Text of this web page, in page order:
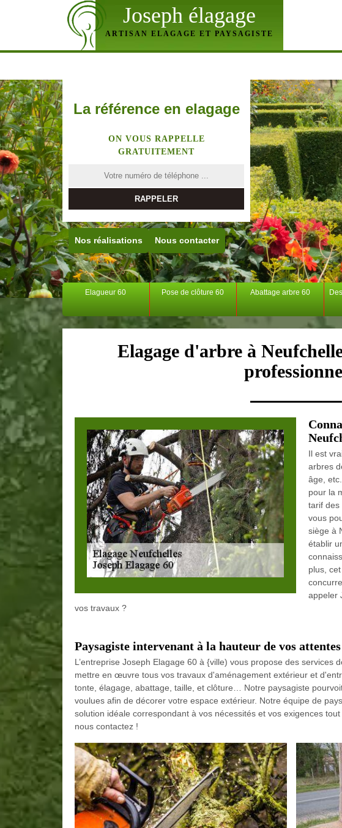
Joseph élagage
ARTISAN ELAGAGE ET PAYSAGISTE
La référence en elagage
ON VOUS RAPPELLE
GRATUITEMENT
Nos réalisations Nous contacter
Elagueur 60 Pose de clôture 60 Abattage arbre 60
Elagage d'arbre à
Il est
arbres
âge,
pour la
tarif des
vous
siège à
établir
plus,
appeler
vos travaux ?
Paysagiste intervenant à la hauteur de vos
L’entreprise Joseph Elagage 60 à {ville) vous propose des services
mettre en œuvre tous vos travaux d'aménagement extérieur et
tonte, élagage, abattage, taille, et clôture… Notre paysagiste
voulues afin de décorer votre espace extérieur. Notre équipe de
solution idéale correspondant à vos nécessités et vos exigences
nous contactez !